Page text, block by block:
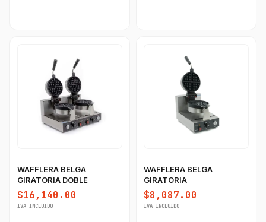
WAFFLERA BELGA
GIRATORIA DOBLE
$16,140.00
IVA INCLUIDO
WAFFLERA BELGA
GIRATORIA
$8,087.00
IVA INCLUIDO